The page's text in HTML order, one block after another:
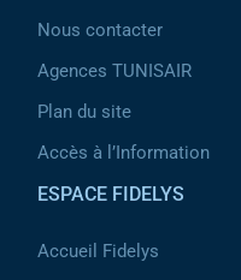
Nous contacter
Agences TUNISAIR
Plan du site
Accès à l’Information
ESPACE FIDELYS
Accueil Fidelys